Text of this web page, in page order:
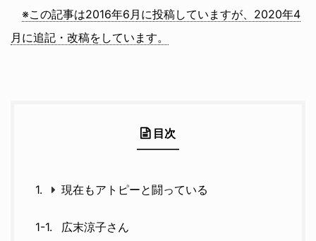
※この記事は2016年6月に投稿していますが、2020年4
月に追記・改稿をしています。
目次
現在もアトピーと闘っている
広末涼子さん